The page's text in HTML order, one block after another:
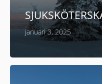
januari 3, 2025